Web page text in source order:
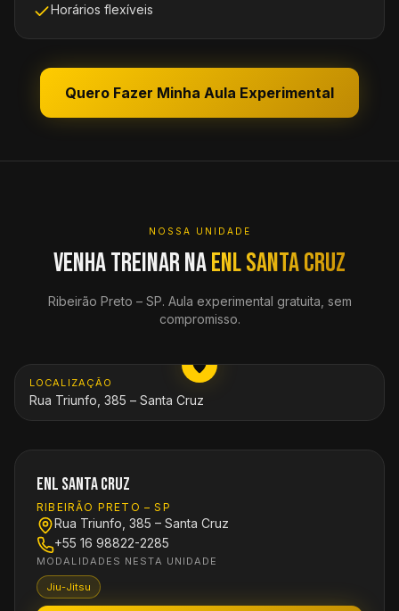
Horários flexíveis
Quero Fazer Minha Aula Experimental
NOSSA UNIDADE
Venha treinar naENL Santa Cruz
Ribeirão Preto – SP. Aula experimental gratuita, sem
compromisso.
LOCALIZAÇÃO
Rua Triunfo, 385 – Santa Cruz
ENL Santa Cruz
RIBEIRÃO PRETO –SP
Rua Triunfo, 385 – Santa Cruz
+55 16 98822-2285
MODALIDADES NESTA UNIDADE
Jiu-Jitsu